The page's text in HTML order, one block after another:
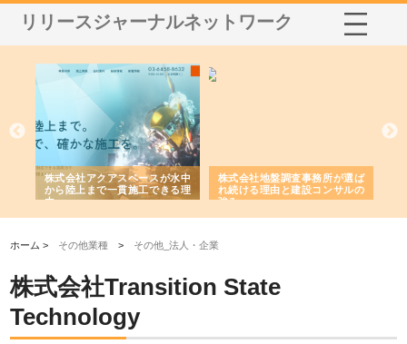
リリースジャーナルネットワーク
株式会社アクアスペースが水中
から陸上まで一貫施工できる理
由
株式会社地盤調査事務所が選ば
れ続ける理由と建設コンサルの
強み
ホーム > その他業種 > その他_法人・企業
株式会社Transition State
Technology